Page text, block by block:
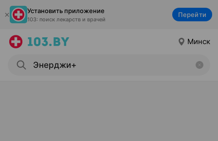
Установить приложение
103: поиск лекарств и врачей
Перейти
Минск